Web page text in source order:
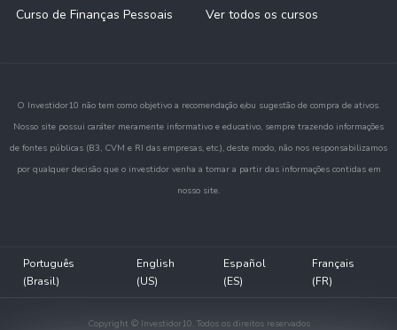
Curso de Finanças Pessoais
Ver todos os cursos
O Investidor10 não tem como objetivo a recomendação e/ou sugestão de compra de ativos.
Nosso site possui caráter meramente informativo e educativo, sempre trazendo informações
de fontes públicas (B3, CVM e RI das empresas, etc.), deste modo, não nos responsabilizamos
por qualquer decisão que o investidor venha a tomar a partir das informações contidas em
nosso site.
Português
(Brasil)
English
(US)
Español
(ES)
Français
(FR)
Copyright © Investidor10. Todos os direitos reservados